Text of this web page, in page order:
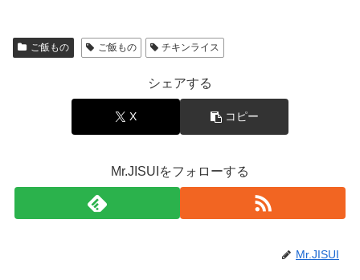
ご飯もの ご飯もの チキンライス
シェアする
X コピー
Mr.JISUIをフォローする
Mr.JISUI